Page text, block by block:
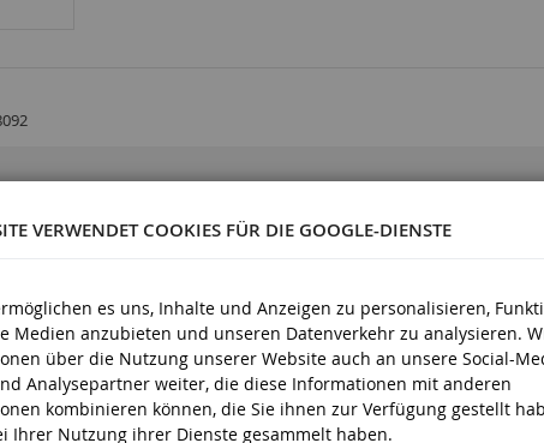
VERWENDET COOKIES FÜR DIE GOOGLE-DIENSTE
es uns, Inhalte und Anzeigen zu personalisieren,
Medien anzubieten und unseren Datenverkehr zu analysieren.
über die Nutzung unserer Website auch an unsere Social-
Analysepartner weiter, die diese Informationen mit anderen
kombinieren können, die Sie ihnen zur Verfügung gestellt
Ihrer Nutzung ihrer Dienste gesammelt haben.